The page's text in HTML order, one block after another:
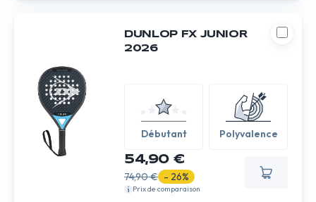
DUNLOP FX JUNIOR
2026
Débutant Polyvalence
54,90 €
74,90 € - 26%
Prix de comparaison